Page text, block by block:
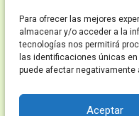
Para ofrecer las mejores
almacenar y/o acceder a la
tecnologías nos permitirá
las identificaciones únicas
puede afectar
Aceptar